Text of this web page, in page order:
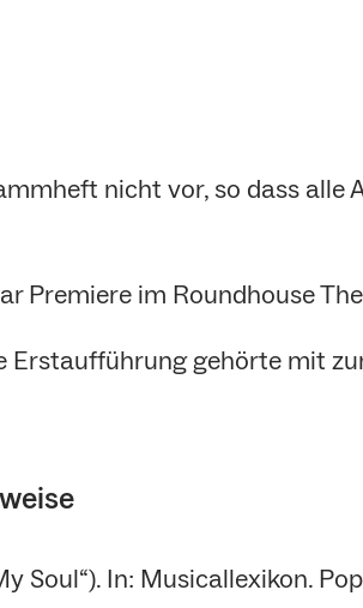
nicht vor, so dass
Premiere im Roundhouse
Erstaufführung gehörte mit
Soul“). In: Musicallexikon.